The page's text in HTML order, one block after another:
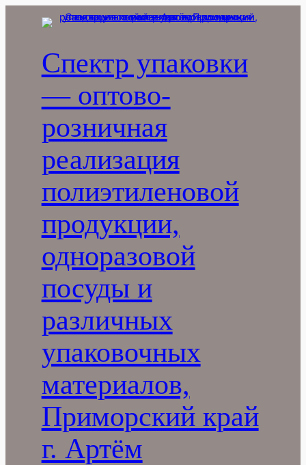
Перейти
Спектр упаковки
— оптово-
розничная
реализация
полиэтиленовой
продукции,
одноразовой
посуды и
различных
упаковочных
материалов,
Приморский край
г. Артём